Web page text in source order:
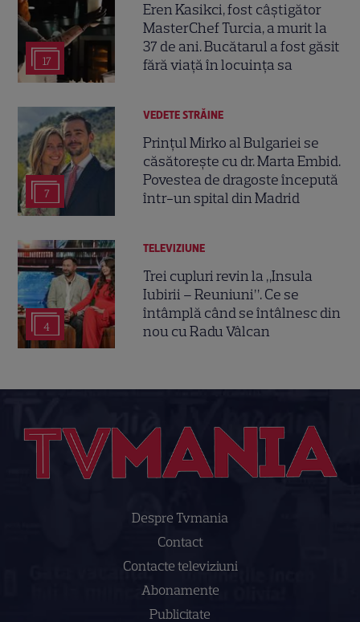
17
Eren Kasikci, fost câștigător
MasterChef Turcia, a murit la
37 de ani. Bucătarul a fost găsit
fără viață în locuința sa
7
VEDETE STRĂINE
Prințul Mirko al Bulgariei se
căsătorește cu dr. Marta Embid.
Povestea de dragoste începută
într-un spital din Madrid
4
TELEVIZIUNE
Trei cupluri revin la „Insula
Iubirii – Reuniuni”. Ce se
întâmplă când se întâlnesc din
nou cu Radu Vâlcan
Despre Tvmania
Contact
Contacte televiziuni
Abonamente
Publicitate